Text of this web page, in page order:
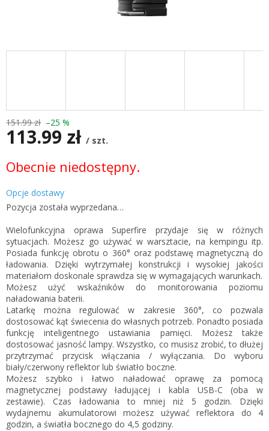
151.99 zł –25 %
113.99 zł / szt.
jednostkowa:
Obecnie niedostępny.
Opcje dostawy
Pozycja została wyprzedana…
Wielofunkcyjna oprawa Superfire przydaje się w różnych
sytuacjach. Możesz go używać w warsztacie, na kempingu itp.
Posiada funkcję obrotu o 360° oraz podstawę magnetyczną do
ładowania. Dzięki wytrzymałej konstrukcji i wysokiej jakości
materiałom doskonale sprawdza się w wymagających warunkach.
Możesz użyć wskaźników do monitorowania poziomu
naładowania baterii.
Latarkę można regulować w zakresie 360°, co pozwala
dostosować kąt świecenia do własnych potrzeb. Ponadto posiada
funkcję inteligentnego ustawiania pamięci. Możesz także
dostosować jasność lampy. Wszystko, co musisz zrobić, to dłużej
przytrzymać przycisk włączania / wyłączania. Do wyboru
biały/czerwony reflektor lub światło boczne.
Możesz szybko i łatwo naładować oprawę za pomocą
magnetycznej podstawy ładującej i kabla USB-C (oba w
zestawie). Czas ładowania to mniej niż 5 godzin. Dzięki
wydajnemu akumulatorowi możesz używać reflektora do 4
godzin, a światła bocznego do 4,5 godziny.